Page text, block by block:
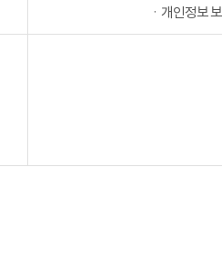
ㆍ개인정보